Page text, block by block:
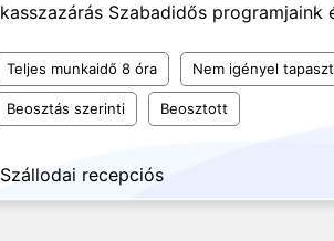
kasszazárás Szabadidős
Teljes munkaidő 8 óra Nem igényel
Beosztás szerinti Beosztott
Szállodai recepciós